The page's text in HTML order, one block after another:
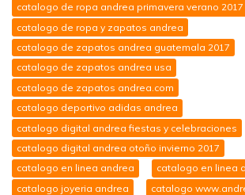
catalogo de ropa andrea primavera verano 2017
catalogo de ropa y zapatos andrea
catalogo de zapatos andrea guatemala 2017
catalogo de zapatos andrea usa
catalogo de zapatos andrea.com
catalogo deportivo adidas andrea
catalogo digital andrea fiestas y celebraciones
catalogo digital andrea otoño invierno 2017
catalogo en linea andrea
catalogo en linea
catalogo joyeria andrea
catalogo